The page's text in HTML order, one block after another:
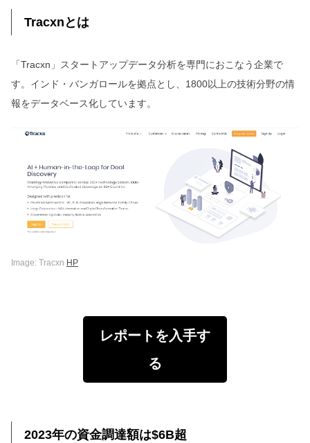
Tracxnとは
「Tracxn」スタートアップデータ分析を専門におこなう企業で
す。インド・バンガロールを拠点とし、1800以上の技術分野の情
報をデータベース化しています。
Image: Tracxn HP
レポートを入手す
る
2023年の資金調達額は$6B超